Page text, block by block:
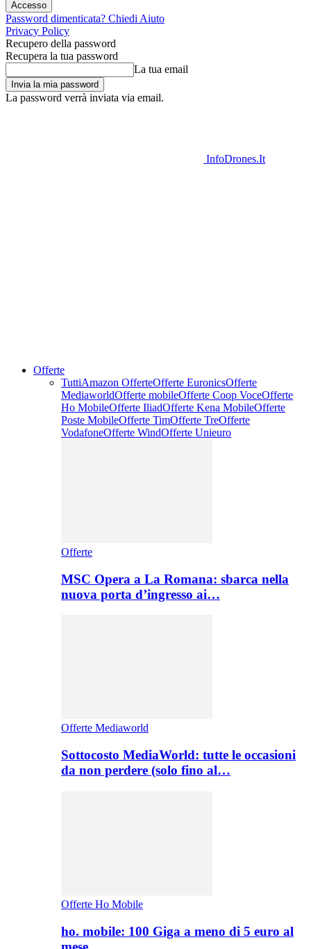
Password dimenticata? Chiedi Aiuto
Privacy Policy
Recupero della password
Recupera la tua password
La tua email
La password verrà inviata via email.
InfoDrones.It
Offerte
TuttiAmazon OfferteOfferte EuronicsOfferte
MediaworldOfferte mobileOfferte Coop VoceOfferte
Ho MobileOfferte IliadOfferte Kena MobileOfferte
Poste MobileOfferte TimOfferte TreOfferte
VodafoneOfferte WindOfferte Unieuro
Offerte
MSC Opera a La Romana: sbarca nella
nuova porta d’ingresso ai…
Offerte Mediaworld
Sottocosto MediaWorld: tutte le occasioni
da non perdere (solo fino al…
Offerte Ho Mobile
ho. mobile: 100 Giga a meno di 5 euro al